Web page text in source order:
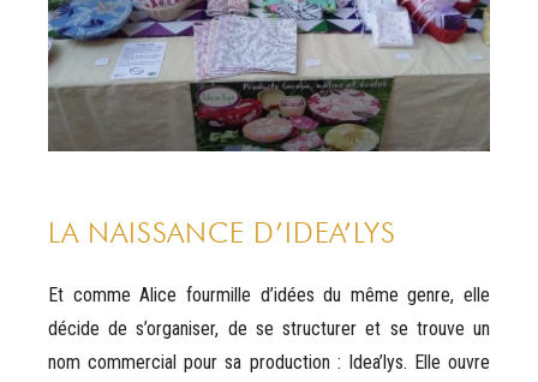
LA NAISSANCE D’IDEA’LYS
Et comme Alice fourmille d’idées du même genre, elle
décide de s’organiser, de se structurer et se trouve un
nom commercial pour sa production : Idea’lys. Elle ouvre